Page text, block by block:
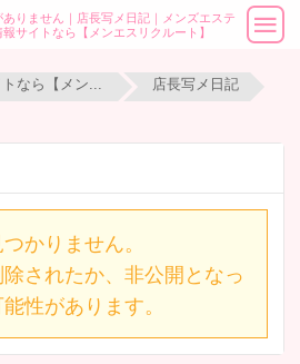
ありません｜店長写メ日記｜メンズエステ
報サイトなら【メンエスリクルート】
店長写メ日記
かりません。
されたか、非公開となっ
性があります。